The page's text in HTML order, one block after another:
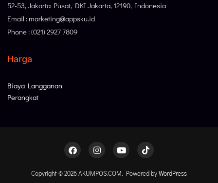
52-53, Jakarta Pusat, DKI Jakarta, 12190, Indonesia
Email : marketing@appsku.id
Phone : (021) 2927 7809
Harga
Biaya Langganan
Perangkat
Copyright © 2026 AKUMPOS.COM. Powered byWordPress